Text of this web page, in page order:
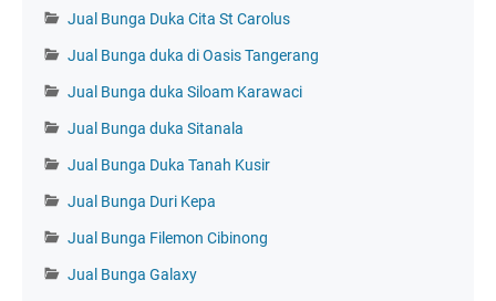
Jual Bunga Duka Cita St Carolus
Jual Bunga duka di Oasis Tangerang
Jual Bunga duka Siloam Karawaci
Jual Bunga duka Sitanala
Jual Bunga Duka Tanah Kusir
Jual Bunga Duri Kepa
Jual Bunga Filemon Cibinong
Jual Bunga Galaxy